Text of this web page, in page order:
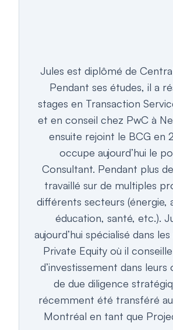
Jules est diplômé de
Pendant ses études, il a
stages en Transaction
et en conseil chez PwC à
ensuite rejoint le BCG en
occupe aujourd’hui le
Consultant. Pendant plus
travaillé sur de multiples
différents secteurs (énergie,
éducation, santé, etc.).
aujourd’hui spécialisé dans
Private Equity où il
d’investissement dans leurs
de due diligence
récemment été transféré
Montréal en tant que